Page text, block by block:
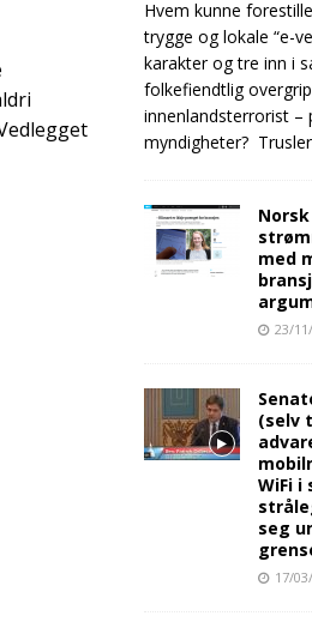
Hvem kunne
trygge og lokale “e-
karakter og tre inn i
folkefiendtlig
innenlandsterrorist –
myndigheter?
med
23/
(selv
WiFi
seg
17/